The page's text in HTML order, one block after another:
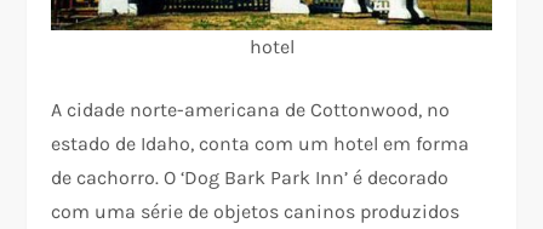
hotel
A cidade norte-americana de Cottonwood, no
estado de Idaho, conta com um hotel em forma
de cachorro. O ‘Dog Bark Park Inn’ é decorado
com uma série de objetos caninos produzidos